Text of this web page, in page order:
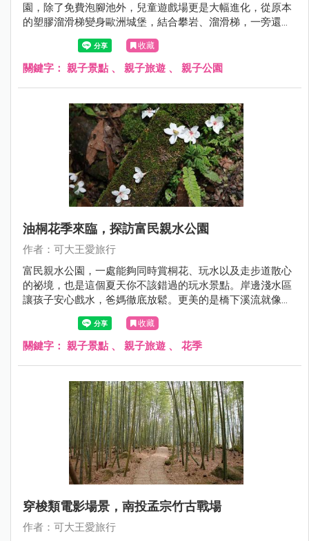
園，除了免費泡腳池外，兒童遊戲場更是大幅進化，從原本
的塑膠溜滑梯變身歐洲城堡，結合攀岩、溜滑梯，一旁還有
攀繩和沙坑，真的好好玩！
收藏
關鍵字： 親子景點 、 親子旅遊 、 親子公園
油桐花季來臨，探訪富民親水公園
作者：可大王愛旅行
富民親水公園，一處能夠同時賞桐花、玩水以及走步道散心
的祕境，也是這個夏天你不該錯過的玩水景點。岸邊淺水區
讓孩子安心戲水，爸媽徹底放鬆。更美的是橋下溪流就像四
草綠色隧道，優美步道加上寬闊河面又像日本美麗河谷，再
送你一棵油桐花樹，隨著風起，落下浪漫的五月雪，還不來
拍爆！
收藏
關鍵字： 親子景點 、 親子旅遊 、 花季
穿梭類電影場景，南投孟宗竹古戰場
作者：可大王愛旅行